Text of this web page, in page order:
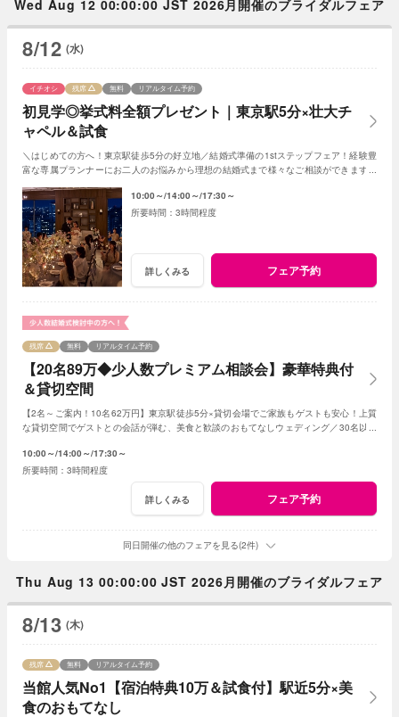
Wed Aug 12 00:00:00 JST 2026月開催のブライダルフェア
8/12 (水)
初見学◎挙式料全額プレゼント｜東京駅5分×壮大チ
ャペル＆試食
イチオシ 残席 無料 リアルタイム予約
＼はじめての方へ！東京駅徒歩5分の好立地／結婚式準備の1stステップフェア！経験豊
富な専属プランナーにお二人のお悩みから理想の結婚式まで様々なご相談ができます。
10:00～ 14:00～ 17:30～
3時間程度
詳しくみる フェア予約
【20名89万◆少人数プレミアム相談会】豪華特典付
＆貸切空間
残席 無料 リアルタイム予約
【2名～ご案内！10名62万円】東京駅徒歩5分×貸切会場でご家族もゲストも安心！上質
な貸切空間でゲストとの会話が弾む、美食と歓談のおもてなしウェディング／30名以下
10:00～ 14:00～ 17:30～
3時間程度
詳しくみる フェア予約
同日開催の他のフェアを見る(2件)
Thu Aug 13 00:00:00 JST 2026月開催のブライダルフェア
8/13 (木)
当館人気No1【宿泊特典10万＆試食付】駅近5分×美
食のおもてなし
残席 無料 リアルタイム予約